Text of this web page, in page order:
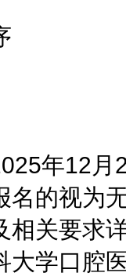
年12月
名的视为
相关要求
学口腔